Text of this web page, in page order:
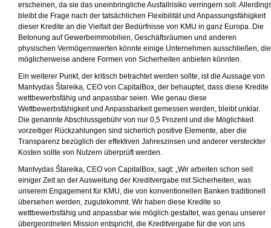
erscheinen, da sie das uneinbringliche Ausfallrisiko verringern soll.
bleibt die Frage nach der tatsächlichen Flexibilität und Anpassungsfähigkeit
dieser Kredite an die Vielfalt der Bedürfnisse von KMU in ganz Europa. Die
Betonung auf Gewerbeimmobilien, Geschäftsräumen und anderen
physischen Vermögenswerten könnte einige Unternehmen ausschließen, die
möglicherweise andere Formen von Sicherheiten anbieten könnten.
Ein weiterer Punkt, der kritisch betrachtet werden sollte, ist die Aussage von
Mantvydas Štareika, CEO von CapitalBox, der behauptet, dass diese Kredite
wettbewerbsfähig und anpassbar seien. Wie genau diese
Wettbewerbsfähigkeit und Anpassbarkeit gemessen werden, bleibt unklar.
Die genannte Abschlussgebühr von nur 0,5 Prozent und die Möglichkeit
vorzeitiger Rückzahlungen sind sicherlich positive Elemente, aber die
Transparenz bezüglich der effektiven Jahreszinsen und anderer versteckter
Kosten sollte von Nutzern überprüft werden.
Mantvydas Štareika, CEO von CapitalBox, sagt: „Wir arbeiten schon seit
einiger Zeit an der Ausweitung der Kreditvergabe mit Sicherheiten, was
unserem Engagement für KMU, die von konventionellen Banken traditionell
übersehen werden, zugutekommt. Wir haben diese Kredite so
wettbewerbsfähig und anpassbar wie möglich gestaltet, was genau unserer
übergeordneten Mission entspricht, die Kreditvergabe für die von uns